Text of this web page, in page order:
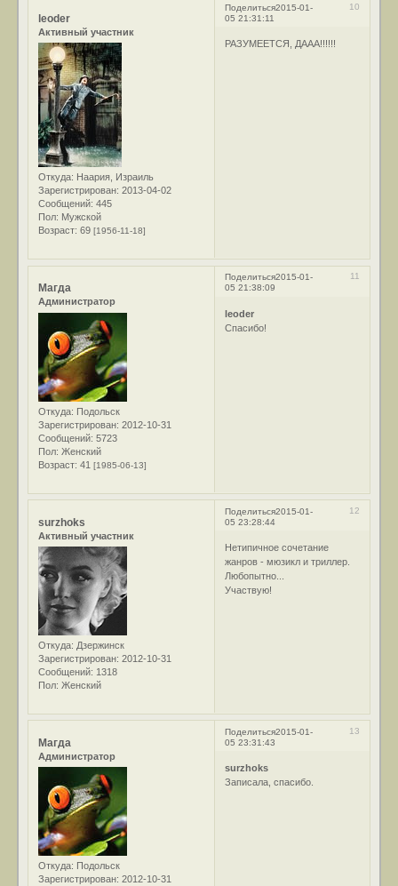
Поделиться 10
2015-01-
05 21:31:11
leoder
Активный участник
Откуда: Наария, Израиль
Зарегистрирован: 2013-04-02
Сообщений: 445
Пол: Мужской
Возраст: 69[1956-11-18]
РАЗУМЕЕТСЯ, ДААА!!!!!!
Поделиться 11
2015-01-
05 21:38:09
Магда
Администратор
Откуда: Подольск
Зарегистрирован: 2012-10-31
Сообщений: 5723
Пол: Женский
Возраст: 41[1985-06-13]
leoder
Спасибо!
Поделиться 12
2015-01-
05 23:28:44
surzhoks
Активный участник
Откуда: Дзержинск
Зарегистрирован: 2012-10-31
Сообщений: 1318
Пол: Женский
Нетипичное сочетание
жанров - мюзикл и триллер.
Любопытно...
Участвую!
Поделиться 13
2015-01-
05 23:31:43
Магда
Администратор
Откуда: Подольск
Зарегистрирован: 2012-10-31
surzhoks
Записала, спасибо.